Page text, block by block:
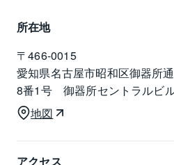
所在地
〒466-0015
愛知県名古屋市昭和区御器所
8番1号 御器所セントラルビ
地図
アクセス